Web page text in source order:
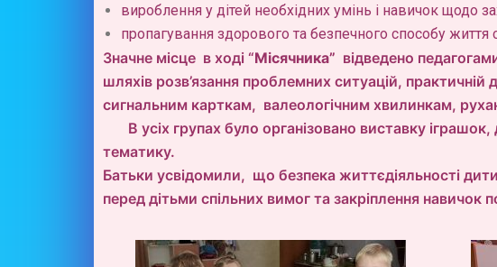
вироблення у дітей необхідних умінь і навичок щодо
пропагування здорового та безпечного способу життя
Значне місце в ході “Місячника” відведено
шляхів розв’язання проблемних ситуацій,
сигнальним карткам, валеологічним хвилинкам,
В усіх групах було організовано виставку
тематику.
Батьки усвідомили, що безпека життєдіяльності
перед дітьми спільних вимог та закріплення навичок